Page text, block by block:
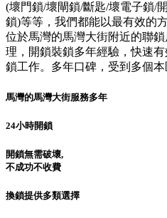
(壞門鎖/壞閘鎖/斷匙/壞電子鎖/
鎖)等等，我們都能以最有效的
位於馬灣的馬灣大街附近的聯
理，開鎖裝鎖多年經驗，快速
鎖工作。多年口碑，受到多個本
馬灣的馬灣大街服務多年
24小時開鎖
開鎖無需破壞,
不成功不收費
換鎖提供多類選擇